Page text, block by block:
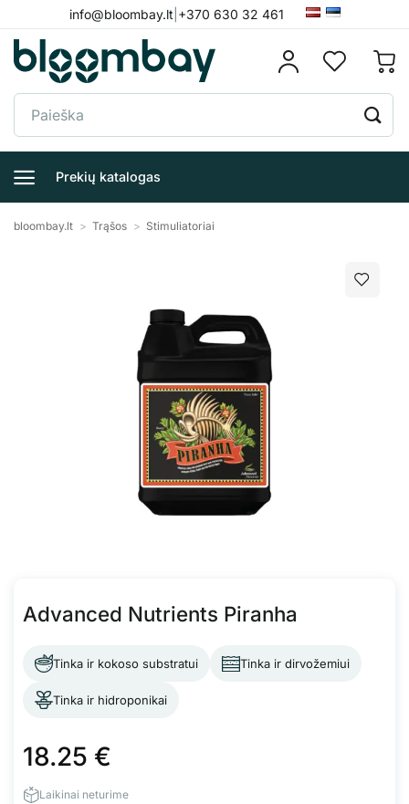
to
content
info@bloombay.lt +370 630 32 461
Ieškoti:
Prekių katalogas
bloombay.lt > Trąšos > Stimuliatoriai
Advanced Nutrients Piranha
Tinka ir kokoso substratui Tinka ir dirvožemiui
Tinka ir hidroponikai
18.25 €
Laikinai neturime